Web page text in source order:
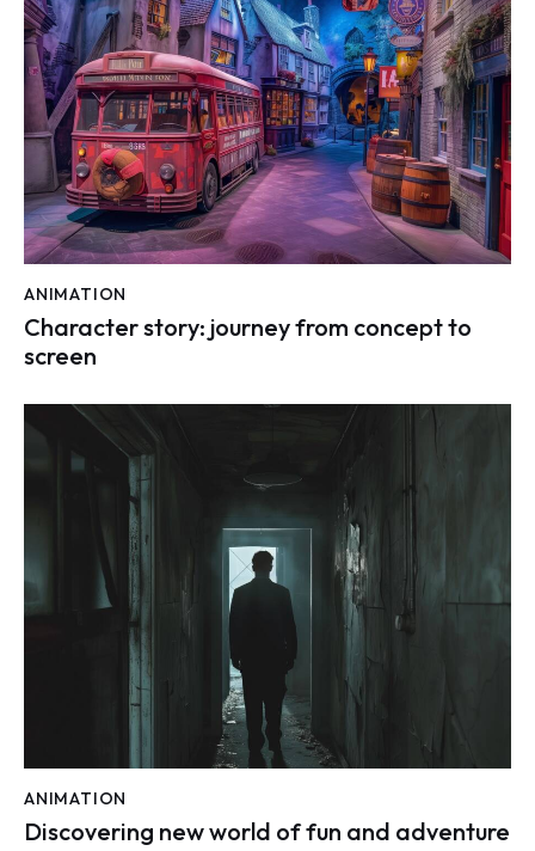
ANIMATION
Character story: journey from concept to
screen
ANIMATION
Discovering new world of fun and adventure